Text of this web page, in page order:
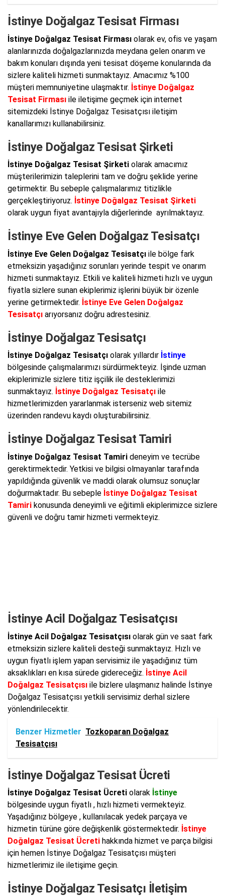
İstinye Doğalgaz Tesisat Firması
İstinye Doğalgaz Tesisat Firması olarak ev, ofis ve yaşam
alanlarınızda doğalgazlarınızda meydana gelen onarım ve
bakım konuları dışında yeni tesisat döşeme konularında da
sizlere kaliteli hizmeti sunmaktayız. Amacımız %100
müşteri memnuniyetine ulaşmaktır. İstinye Doğalgaz
Tesisat Firması ile iletişime geçmek için internet
sitemizdeki İstinye Doğalgaz Tesisatçısı iletişim
kanallarımızı kullanabilirsiniz.
İstinye Doğalgaz Tesisat Şirketi
İstinye Doğalgaz Tesisat Şirketi olarak amacımız
müşterilerimizin taleplerini tam ve doğru şeklide yerine
getirmektir. Bu sebeple çalışmalarımız titizlikle
gerçekleştiriyoruz. İstinye Doğalgaz Tesisat Şirketi
olarak uygun fiyat avantajıyla diğerlerinde ayrılmaktayız.
İstinye Eve Gelen Doğalgaz Tesisatçı
İstinye Eve Gelen Doğalgaz Tesisatçı ile bölge fark
etmeksizin yaşadığınız sorunları yerinde tespit ve onarım
hizmeti sunmaktayız. Etkili ve kaliteli hizmeti hızlı ve uygun
fiyatla sizlere sunan ekiplerimiz işlerini büyük bir özenle
yerine getirmektedir. İstinye Eve Gelen Doğalgaz
Tesisatçı arıyorsanız doğru adrestesiniz.
İstinye Doğalgaz Tesisatçı
İstinye Doğalgaz Tesisatçı olarak yıllardır İstinye
bölgesinde çalışmalarımızı sürdürmekteyiz. İşinde uzman
ekiplerimizle sizlere titiz işçilik ile desteklerimizi
sunmaktayız. İstinye Doğalgaz Tesisatçı ile
hizmetlerimizden yararlanmak isterseniz web sitemiz
üzerinden randevu kaydı oluşturabilirsiniz.
İstinye Doğalgaz Tesisat Tamiri
İstinye Doğalgaz Tesisat Tamiri deneyim ve tecrübe
gerektirmektedir. Yetkisi ve bilgisi olmayanlar tarafında
yapıldığında güvenlik ve maddi olarak olumsuz sonuçlar
doğurmaktadır. Bu sebeple İstinye Doğalgaz Tesisat
Tamiri konusunda deneyimli ve eğitimli ekiplerimizce sizlere
güvenli ve doğru tamir hizmeti vermekteyiz.
İstinye Acil Doğalgaz Tesisatçısı
İstinye Acil Doğalgaz Tesisatçısı olarak gün ve saat fark
etmeksizin sizlere kaliteli desteği sunmaktayız. Hızlı ve
uygun fiyatlı işlem yapan servisimiz ile yaşadığınız tüm
aksaklıkları en kısa sürede gidereceğiz. İstinye Acil
Doğalgaz Tesisatçısı ile bizlere ulaşmanız halinde İstinye
Doğalgaz Tesisatçısı yetkili servisimiz derhal sizlere
yönlendirilecektir.
Benzer Hizmetler Tozkoparan Doğalgaz
Tesisatçısı
İstinye Doğalgaz Tesisat Ücreti
İstinye Doğalgaz Tesisat Ücreti olarak İstinye
bölgesinde uygun fiyatlı , hızlı hizmeti vermekteyiz.
Yaşadığınız bölgeye , kullanılacak yedek parçaya ve
hizmetin türüne göre değişkenlik göstermektedir. İstinye
Doğalgaz Tesisat Ücreti hakkında hizmet ve parça bilgisi
için hemen İstinye Doğalgaz Tesisatçısı müşteri
hizmetlerimiz ile iletişime geçin.
İstinye Doğalgaz Tesisatçı İletişim